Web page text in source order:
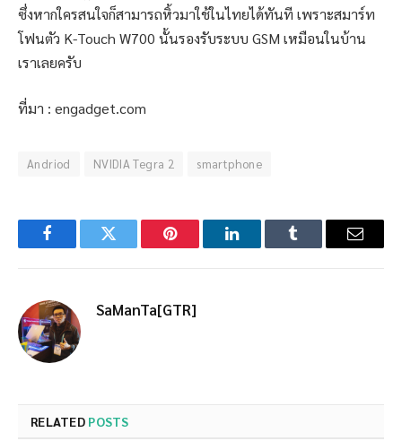
ซึ่งหากใครสนใจก็สามารถหิ้วมาใช้ในไทยได้ทันที เพราะสมาร์ท
โฟนตัว K-Touch W700 นั้นรองรับระบบ GSM เหมือนในบ้าน
เราเลยครับ
ที่มา : engadget.com
Andriod NVIDIA Tegra 2 smartphone
FacebookTwitter Pinterest LinkedInTumblr Email
SaManTa[GTR]
RELATED POSTS